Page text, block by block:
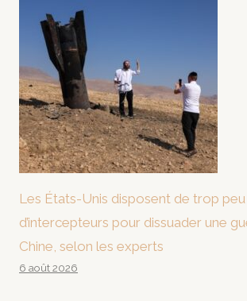
Les États-Unis disposent de trop peu
d’intercepteurs pour dissuader une
Chine, selon les experts
6 août 2026